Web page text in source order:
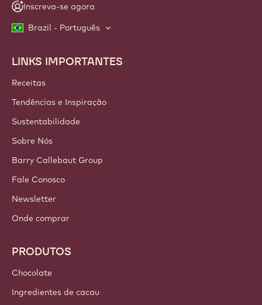
Inscreva-se agora
Brazil - Português
Footer
Callebaut
LINKS IMPORTANTES
Receitas
Tendências e Inspiração
Sustentabilidade
Sobre Nós
Barry Callebaut Group
Fale Conosco
Newsletter
Onde comprar
PRODUTOS
Chocolate
Ingredientes de cacau